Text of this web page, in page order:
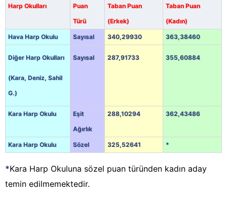
Harp Okulları
Puan
Türü
Taban Puan
(Erkek)
Taban Puan
(Kadın)
Hava Harp Okulu Sayısal 340,29930 363,38460
Diğer Harp Okulları
(Kara, Deniz, Sahil
G.)
Sayısal 287,91733 355,60884
Kara Harp Okulu
Eşit
Ağırlık
288,10294 362,43486
Kara Harp Okulu Sözel 325,52641 *
*Kara Harp Okuluna sözel puan türünden kadın aday
temin edilmemektedir.